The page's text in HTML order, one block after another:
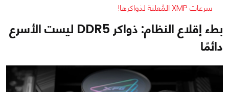
سرعات XMP المُعلنة لذواكرها!
بطء إقلاع النظام: ذواكر DDR5 ليست الأسرع
دائمًا